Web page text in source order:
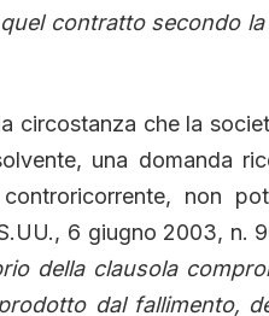
contratto secondo
circostanza che la
una domanda
non
6 giugno 2003, n.
della clausola
dal fallimento,